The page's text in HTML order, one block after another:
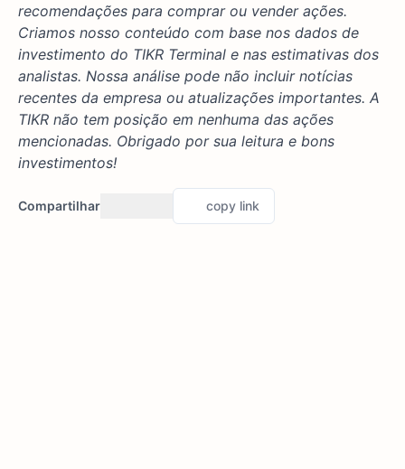
recomendações para comprar ou vender ações.
Criamos nosso conteúdo com base nos dados de
investimento do TIKR Terminal e nas estimativas dos
analistas. Nossa análise pode não incluir notícias
recentes da empresa ou atualizações importantes. A
TIKR não tem posição em nenhuma das ações
mencionadas. Obrigado por sua leitura e bons
investimentos!
Compartilhar copy link